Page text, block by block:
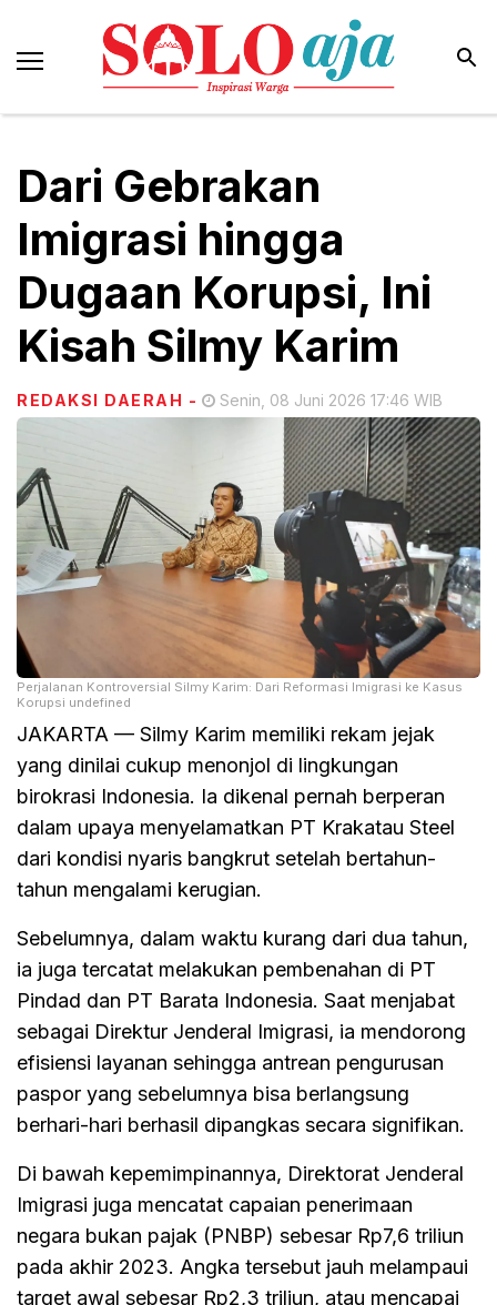
Dari Gebrakan
Imigrasi hingga
Dugaan Korupsi, Ini
Kisah Silmy Karim
REDAKSI DAERAH - Senin, 08 Juni 2026 17:46 WIB
Perjalanan Kontroversial Silmy Karim: Dari Reformasi Imigrasi ke Kasus
Korupsi undefined
JAKARTA — Silmy Karim memiliki rekam jejak
yang dinilai cukup menonjol di lingkungan
birokrasi Indonesia. Ia dikenal pernah berperan
dalam upaya menyelamatkan PT Krakatau Steel
dari kondisi nyaris bangkrut setelah bertahun-
tahun mengalami kerugian.
Sebelumnya, dalam waktu kurang dari dua tahun,
ia juga tercatat melakukan pembenahan di PT
Pindad dan PT Barata Indonesia. Saat menjabat
sebagai Direktur Jenderal Imigrasi, ia mendorong
efisiensi layanan sehingga antrean pengurusan
paspor yang sebelumnya bisa berlangsung
berhari-hari berhasil dipangkas secara signifikan.
Di bawah kepemimpinannya, Direktorat Jenderal
Imigrasi juga mencatat capaian penerimaan
negara bukan pajak (PNBP) sebesar Rp7,6 triliun
pada akhir 2023. Angka tersebut jauh melampaui
target awal sebesar Rp2,3 triliun, atau mencapai